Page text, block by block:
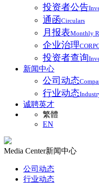
投资者公告
通函Circulars
月报表Monthly
企业治理
投资者查询
新闻中心
公司动态
行业动态
诚聘英才
繁體
EN
Media Center新闻中心
公司动态
行业动态